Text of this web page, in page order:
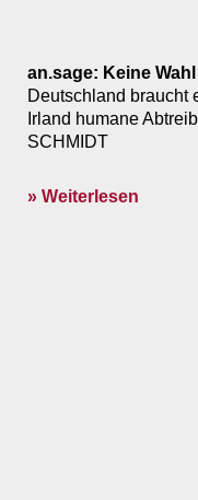
an.sage: Keine Wahl
Deutschland braucht
Irland humane
SCHMIDT
» Weiterlesen